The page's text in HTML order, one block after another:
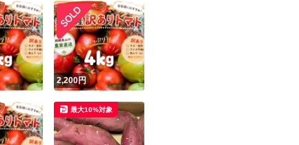
2,200円
最大10%対象